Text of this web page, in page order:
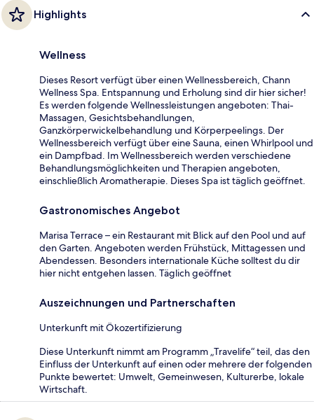
Highlights
Wellness
Dieses Resort verfügt über einen Wellnessbereich, Chann
Wellness Spa. Entspannung und Erholung sind dir hier sicher!
Es werden folgende Wellnessleistungen angeboten: Thai-
Massagen, Gesichtsbehandlungen,
Ganzkörperwickelbehandlung und Körperpeelings. Der
Wellnessbereich verfügt über eine Sauna, einen Whirlpool und
ein Dampfbad. Im Wellnessbereich werden verschiedene
Behandlungsmöglichkeiten und Therapien angeboten,
einschließlich Aromatherapie. Dieses Spa ist täglich geöffnet.
Gastronomisches Angebot
Marisa Terrace – ein Restaurant mit Blick auf den Pool und auf
den Garten. Angeboten werden Frühstück, Mittagessen und
Abendessen. Besonders internationale Küche solltest du dir
hier nicht entgehen lassen. Täglich geöffnet
Auszeichnungen und Partnerschaften
Unterkunft mit Ökozertifizierung
Diese Unterkunft nimmt am Programm „Travelife“ teil, das den
Einfluss der Unterkunft auf einen oder mehrere der folgenden
Punkte bewertet: Umwelt, Gemeinwesen, Kulturerbe, lokale
Wirtschaft.